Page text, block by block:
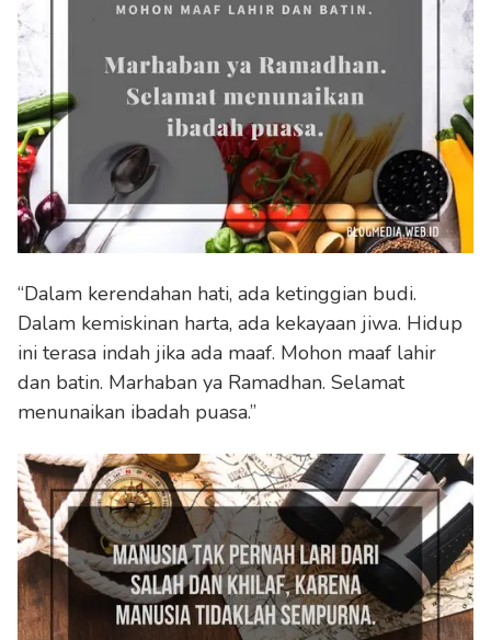
“Dalam kerendahan hati, ada ketinggian budi.
Dalam kemiskinan harta, ada kekayaan jiwa. Hidup
ini terasa indah jika ada maaf. Mohon maaf lahir
dan batin. Marhaban ya Ramadhan. Selamat
menunaikan ibadah puasa.”